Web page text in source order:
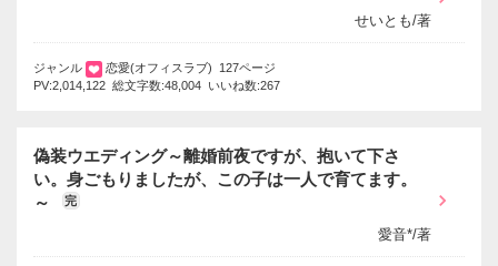
せいとも/著
ジャンル
恋愛(オフィスラブ) 127ページ
PV:2,014,122 総文字数:48,004 いいね数:267
偽装ウエディング～離婚前夜ですが、抱いて下さ
い。身ごもりましたが、この子は一人で育てます。
～
完
愛音*/著